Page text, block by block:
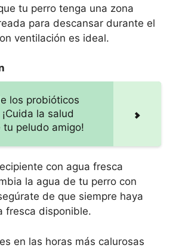
tu perro tenga una zona
para descansar durante el
ventilación es ideal.
los probióticos
la salud
peludo amigo!
con agua fresca
la agua de tu perro con
de que siempre haya
fresca disponible.
en las horas más calurosas